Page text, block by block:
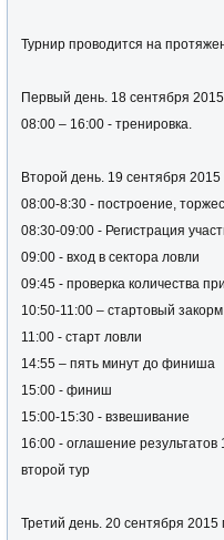
Турнир проводится на
Первый день. 18 сентября 2015
08:00 – 16:00 - тренировка.
Второй день. 19 сентября 2015
08:00-8:30 - построение,
08:30-09:00 - Регистрация
09:00 - вход в сектора ловли
09:45 - проверка количества
10:50-11:00 – стартовый закорм
11:00 - старт ловли
14:55 – пять минут до финиша
15:00 - финиш
15:00-15:30 - взвешивание
16:00 - оглашение
второй тур
Третий день. 20 сентября 2015